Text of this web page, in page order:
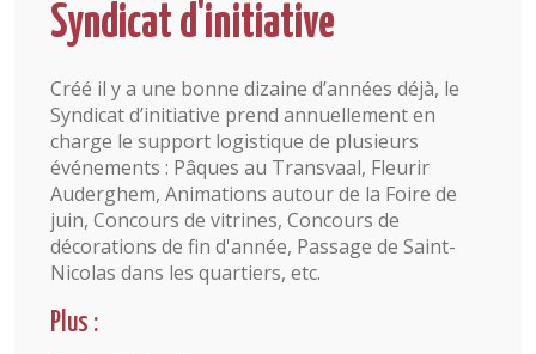
En 1 clic
Syndicat d'initiative
Créé il y a une bonne dizaine d’années déjà, le
Syndicat d’initiative prend annuellement en
charge le support logistique de plusieurs
événements : Pâques au Transvaal, Fleurir
Auderghem, Animations autour de la Foire de
juin, Concours de vitrines, Concours de
décorations de fin d'année, Passage de Saint-
Nicolas dans les quartiers, etc.
Plus :